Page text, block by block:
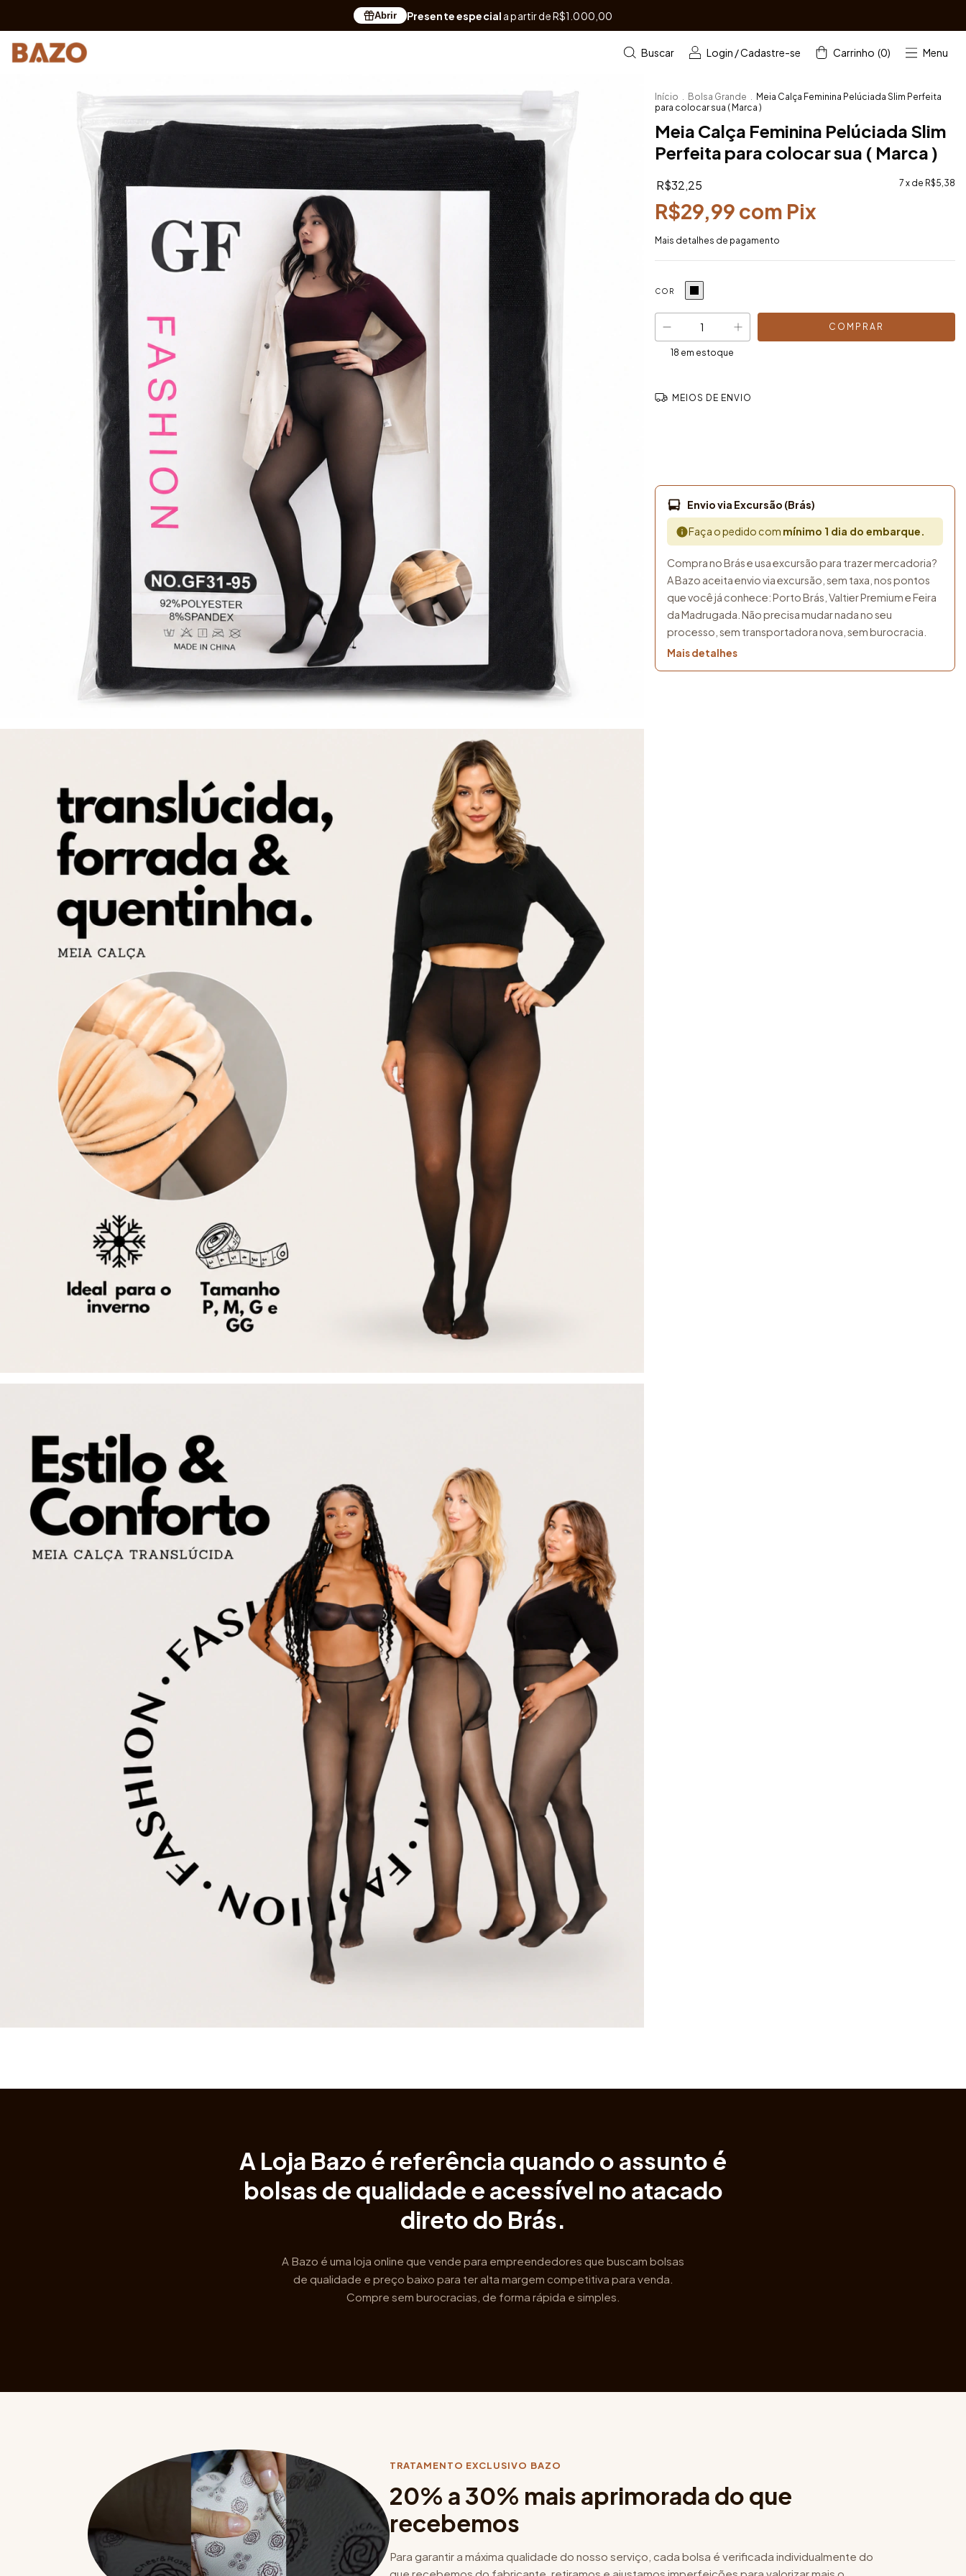
Abrir Presente especial a partir de R$1.000,00
Menu
Buscar Login /Cadastre-se Carrinho (0)
Início . Bolsa Grande . Meia Calça Feminina Pelúciada Slim Perfeita
para colocar sua ( Marca )
Meia Calça Feminina Pelúciada Slim
Perfeita para colocar sua ( Marca )
R$32,25 7 x de R$5,38
R$29,99 com Pix
Mais detalhes de pagamento
COR
18 em estoque
MEIOS DE ENVIO
Envio via Excursão (Brás)
Faça o pedido com mínimo 1 dia do embarque.
Compra no Brás e usa excursão para trazer mercadoria?
A Bazo aceita envio via excursão, sem taxa, nos pontos
que você já conhece: Porto Brás, Valtier Premium e Feira
da Madrugada. Não precisa mudar nada no seu
processo, sem transportadora nova, sem burocracia.
Mais detalhes
A Loja Bazo é referência quando o assunto é
bolsas de qualidade e acessível no atacado
direto do Brás.
A Bazo é uma loja online que vende para empreendedores que buscam bolsas
de qualidade e preço baixo para ter alta margem competitiva para venda.
Compre sem burocracias, de forma rápida e simples.
TRATAMENTO EXCLUSIVO BAZO
20% a 30% mais aprimorada do que
recebemos
Para garantir a máxima qualidade do nosso serviço, cada bolsa é verificada individualmente do